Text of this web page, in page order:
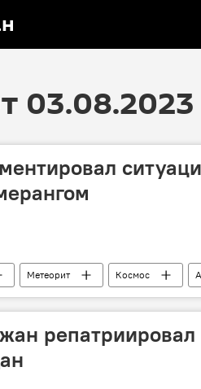
03.08.2023
Метеорит Космос
репатриировал